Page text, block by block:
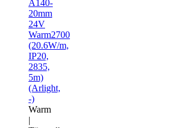
A140-
20mm
24V
Warm2700
(20.6W/m,
IP20,
2835,
5m)
(Arlight,
-)
Warm
|